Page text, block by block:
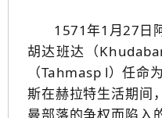
1571年1月27日
胡达班达（
（Tahmasp Ⅰ）任
斯在赫拉特生活期间